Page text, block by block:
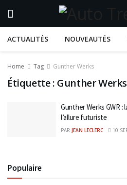
ACTUALITÉS NOUVEAUTÉS
Home Tag Gunther Werks
Étiquette : Gunther Werks
Gunther Werks GWR :
l’allure futuriste
PAR JEAN LECLERC 10
Populaire